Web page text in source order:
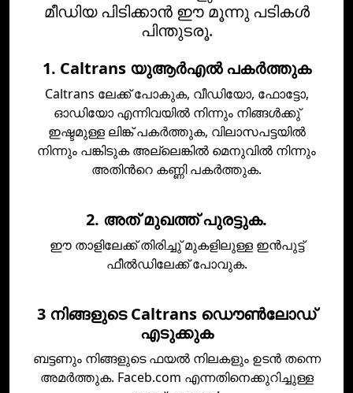
മീഡിയ പിടിക്കാന്‍ ഈ മൂന്നു പടികള്‍
പിന്തുടരൂ.
1. Caltrans യുആര്‍എല്‍ പകര്‍ത്തുക
Caltrans ലേക്ക് പോകുക, വീഡിയോ, ഫോട്ടോ,
ഓഡിയോ എന്നിവയില്‍ നിന്നും നിങ്ങള്‍ക്കു്
ഇഷ്ടമുള്ള ലിങ്ക് പകര്‍ത്തുക, വിലാസപട്ടയില്‍
നിന്നും പങ്കിടുക അല്ലെങ്കില്‍ മെനുവില്‍ നിന്നും
അതിന്‍റെ കണ്ണി പകര്‍ത്തുക.
2. അത്‌ മുഖത്ത്‌ പുരട്ടുക.
ഈ താളിലേക്ക് തിരിച്ചു് മുകളിലുള്ള ഇന്‍പുട്ട്
ഫീല്‍ഡിലേക്ക് പോവുക.
3 നിങ്ങളുടെ Caltrans ഡൌണ്‍ലോഡ്‌
എടുക്കുക
ബട്ടണും നിങ്ങളുടെ ഫയല്‍ നിലകളും ഉടന്‍ തന്നെ
അമര്‍ത്തുക. Faceb.com എന്നതിനെക്കുറിച്ചുള്ള